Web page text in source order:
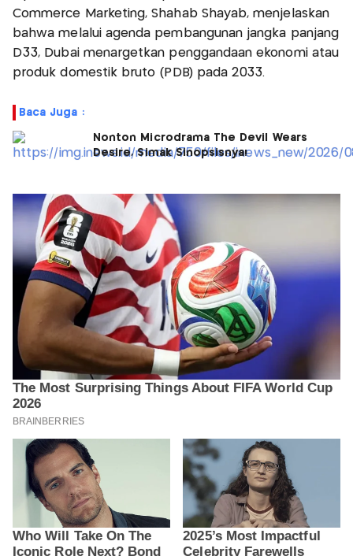
Commerce Marketing, Shahab Shayab, menjelaskan
bahwa melalui agenda pembangunan jangka panjang
D33, Dubai menargetkan penggandaan ekonomi atau
produk domestik bruto (PDB) pada 2033.
Baca Juga :
Nonton Microdrama The Devil Wears
Desire, Simak Sinopsisnya!